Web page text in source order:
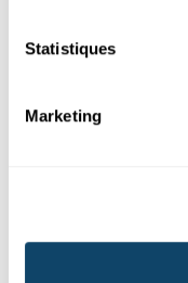
Statistiques
Marketing